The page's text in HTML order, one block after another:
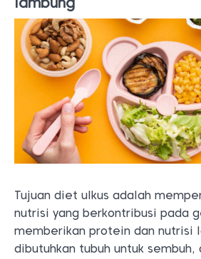
Tujuan diet ulkus adalah
nutrisi yang berkontribusi pada
memberikan protein dan nutrisi
dibutuhkan tubuh untuk